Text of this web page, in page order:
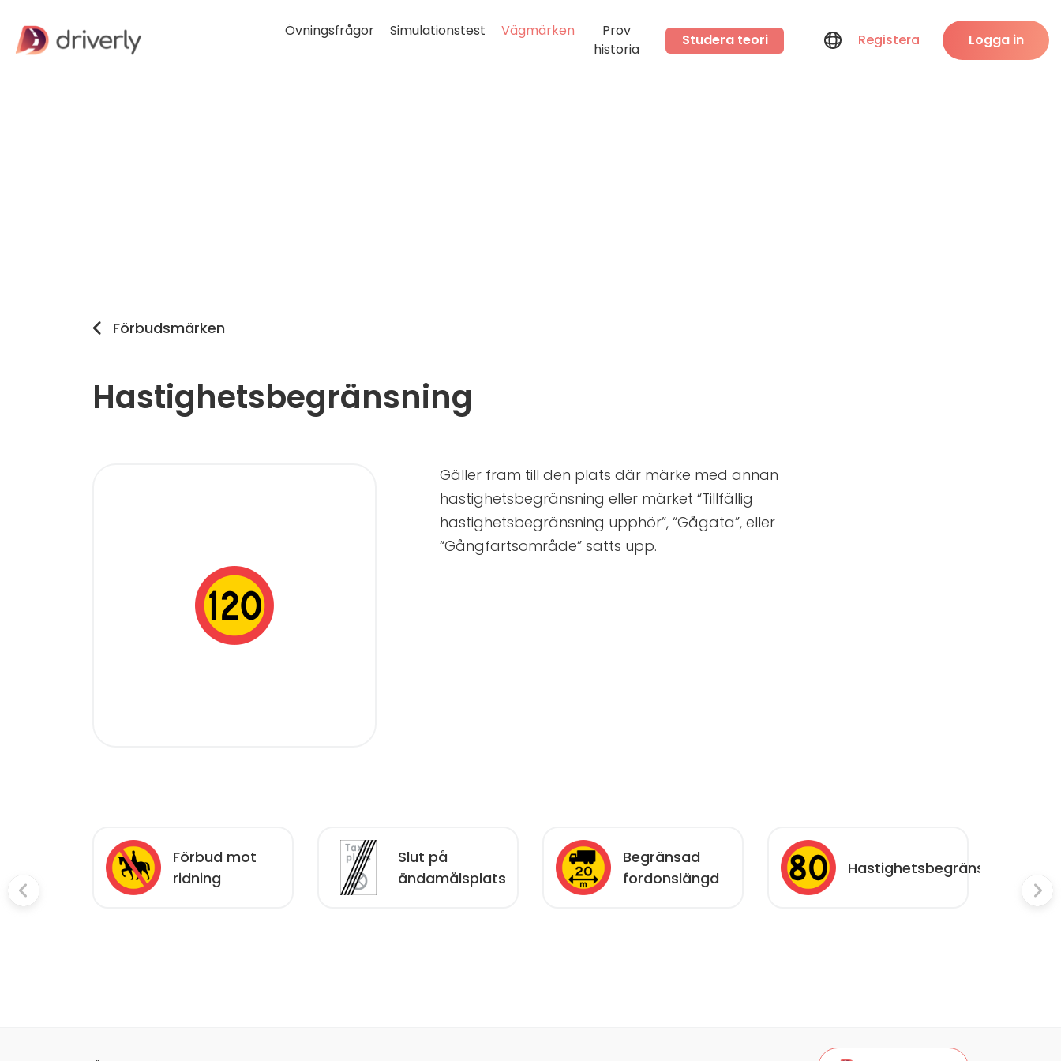
Övningsfrågor Simulationstest Vägmärken
Prov
historia
Studera teori Registera Logga in
Förbudsmärken
Hastighetsbegränsning
Gäller fram till den plats där märke med annan
hastighetsbegränsning eller märket “Tillfällig
hastighetsbegränsning upphör”, “Gågata”, eller
“Gångfartsområde” satts upp.
Förbud mot
ridning
Slut på
ändamålsplats
Begränsad
fordonslängd
Hastighetsbegränsning